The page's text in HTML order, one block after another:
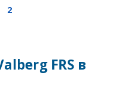
2
FRS в